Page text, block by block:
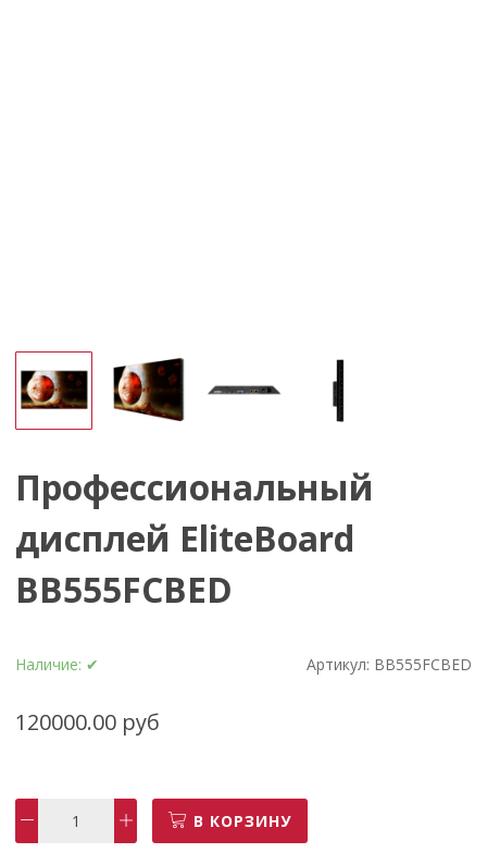
Профессиональный
дисплей EliteBoard
BB555FCBED
Наличие: ✔ Артикул: BB555FCBED
120000.00 руб
В КОРЗИНУ